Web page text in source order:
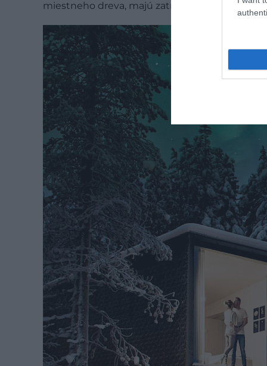
miestneho dreva, majú zatrávnené strechy a